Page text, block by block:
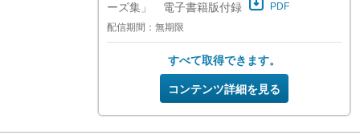
ーズ集」 電子書籍版付録
PDF
配信期間：無期限
すべて取得できます。
コンテンツ詳細を見る